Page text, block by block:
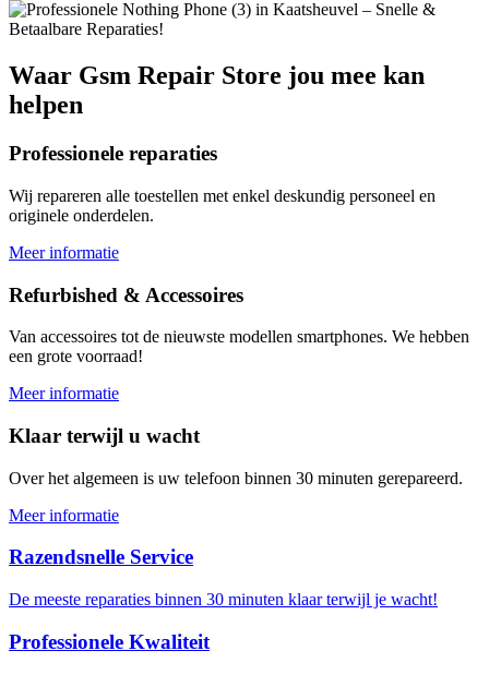
Waar Gsm Repair Store jou mee kan
helpen
Professionele reparaties
Wij repareren alle toestellen met enkel deskundig personeel en
originele onderdelen.
Meer informatie
Refurbished & Accessoires
Van accessoires tot de nieuwste modellen smartphones. We hebben
een grote voorraad!
Meer informatie
Klaar terwijl u wacht
Over het algemeen is uw telefoon binnen 30 minuten gerepareerd.
Meer informatie
Razendsnelle Service
De meeste reparaties binnen 30 minuten klaar terwijl je wacht!
Professionele Kwaliteit